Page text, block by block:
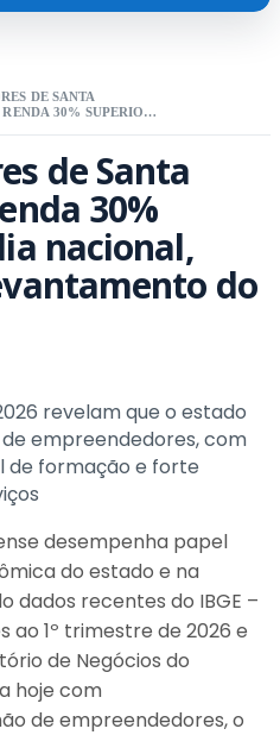
DE SANTA
30% SUPERIOR
de Santa
30%
nacional,
do
revelam que o estado
de empreendedores, com
de formação e forte
desempenha papel
do estado e na
dados recentes do IBGE –
ao 1º trimestre de 2026 e
de Negócios do
hoje com
de empreendedores, o